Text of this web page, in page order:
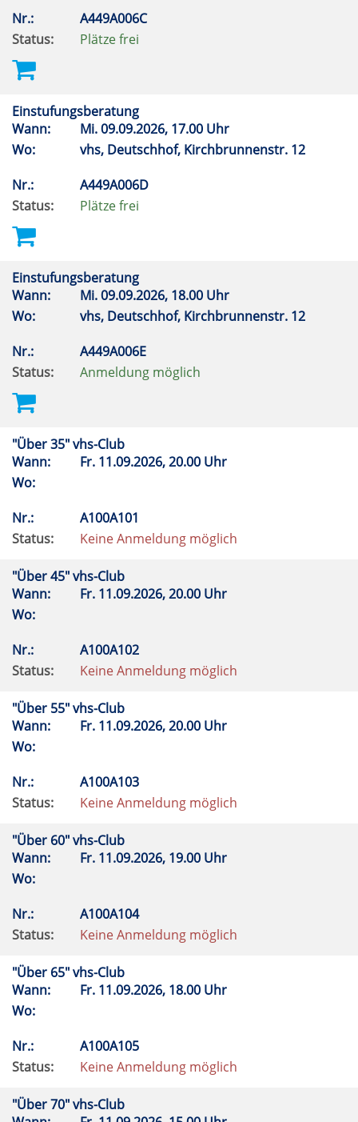
Nr.:
A449A006C
Status:
Plätze frei
Einstufungsberatung
Wann:
Mi.09.09.2026, 17.00 Uhr
Wo:
vhs, Deutschhof, Kirchbrunnenstr. 12
Nr.:
A449A006D
Status:
Plätze frei
Einstufungsberatung
Wann:
Mi.09.09.2026, 18.00 Uhr
Wo:
vhs, Deutschhof, Kirchbrunnenstr. 12
Nr.:
A449A006E
Status:
Anmeldung möglich
"Über 35" vhs-Club
Wann:
Fr. 11.09.2026, 20.00 Uhr
Wo:
Nr.:
A100A101
Status:
Keine Anmeldung möglich
"Über 45" vhs-Club
Wann:
Fr. 11.09.2026, 20.00 Uhr
Wo:
Nr.:
A100A102
Status:
Keine Anmeldung möglich
"Über 55" vhs-Club
Wann:
Fr. 11.09.2026, 20.00 Uhr
Wo:
Nr.:
A100A103
Status:
Keine Anmeldung möglich
"Über 60" vhs-Club
Wann:
Fr. 11.09.2026, 19.00 Uhr
Wo:
Nr.:
A100A104
Status:
Keine Anmeldung möglich
"Über 65" vhs-Club
Wann:
Fr. 11.09.2026, 18.00 Uhr
Wo:
Nr.:
A100A105
Status:
Keine Anmeldung möglich
"Über 70" vhs-Club